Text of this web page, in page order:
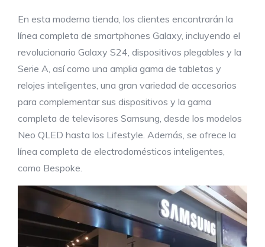
En esta moderna tienda, los clientes encontrarán la
línea completa de smartphones Galaxy, incluyendo el
revolucionario Galaxy S24, dispositivos plegables y la
Serie A, así como una amplia gama de tabletas y
relojes inteligentes, una gran variedad de accesorios
para complementar sus dispositivos y la gama
completa de televisores Samsung, desde los modelos
Neo QLED hasta los Lifestyle. Además, se ofrece la
línea completa de electrodomésticos inteligentes,
como Bespoke.